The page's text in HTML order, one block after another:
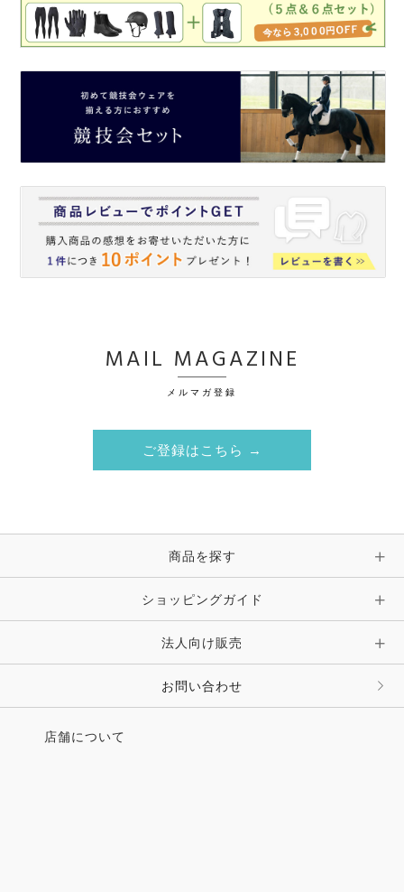
MAIL MAGAZINE
メルマガ登録
ご登録はこちら →
商品を探す
ショッピングガイド
法人向け販売
お問い合わせ
店舗について